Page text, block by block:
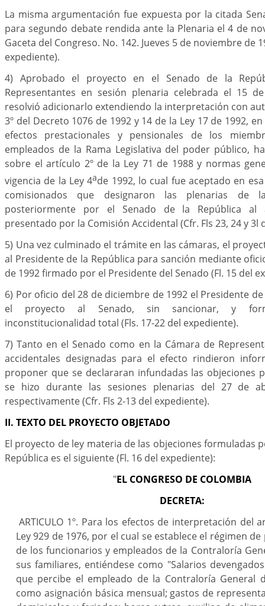
La misma argumentación fue expuesta por la citada
para segundo debate rendida ante la Plenaria el 4 de
Gaceta del Congreso. No. 142. Jueves 5 de noviembre de
expediente).
4) Aprobado el proyecto en el Senado de la
Representantes en sesión plenaria celebrada el 15
resolvió adicionarlo extendiendo la interpretación con
3º del Decreto 1076 de 1992 y 14 de la Ley 17 de 1992,
efectos prestacionales y pensionales de los
empleados de la Rama Legislativa del poder público,
sobre el artículo 2º de la Ley 71 de 1988 y normas
vigencia de la Ley 4ade 1992, lo cual fue aceptado en
comisionados que designaron las plenarias de
posteriormente por el Senado de la República al
presentado por la Comisión Accidental (Cfr. Fls 23, 24 y 3l
5) Una vez culminado el trámite en las cámaras, el
al Presidente de la República para sanción mediante
de 1992 firmado por el Presidente del Senado (Fl. 15 del
6) Por oficio del 28 de diciembre de 1992 el Presidente
el proyecto al Senado, sin sancionar, y
inconstitucionalidad total (Fls. 17-22 del expediente).
7) Tanto en el Senado como en la Cámara de
accidentales designadas para el efecto rindieron
proponer que se declararan infundadas las objeciones
se hizo durante las sesiones plenarias del 27 de
respectivamente (Cfr. Fls 2-13 del expediente).
II. TEXTO DEL PROYECTO OBJETADO
El proyecto de ley materia de las objeciones formuladas
República es el siguiente (Fl. 16 del expediente):
"EL CONGRESO DE COLOMBIA
DECRETA:
ARTICULO 1º. Para los efectos de interpretación del
Ley 929 de 1976, por el cual se establece el régimen
de los funcionarios y empleados de la Contraloría
sus familiares, entiéndese como "Salarios
que percibe el empleado de la Contraloría General
como asignación básica mensual; gastos de